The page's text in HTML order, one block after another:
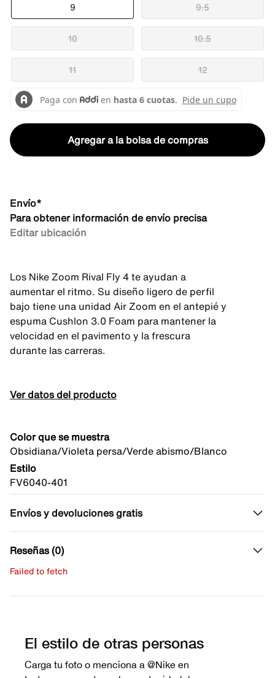
9 9.5
10 10.5
11 12
Agregar a la bolsa de compras
Envío*
Para obtener información de envío precisa
Editar ubicación
Los Nike Zoom Rival Fly 4 te ayudan a
aumentar el ritmo. Su diseño ligero de perfil
bajo tiene una unidad Air Zoom en el antepié y
espuma Cushlon 3.0 Foam para mantener la
velocidad en el pavimento y la frescura
durante las carreras.
Ver datos del producto
Color que se muestra
Obsidiana/Violeta persa/Verde abismo/Blanco
Estilo
FV6040-401
Envíos y devoluciones gratis
Reseñas (0)
Failed to fetch